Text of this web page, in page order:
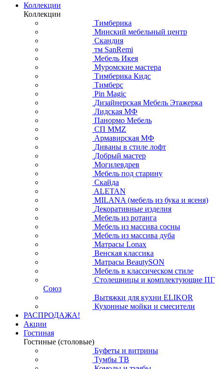
Коллекции
Коллекции
Тимберика
Минский мебельный центр
Скандия
тм SanRemi
Мебель Икея
Муромские мастера
Тимберика Кидс
Тимберс
Pin Magic
Дизайнерская Мебель Этажерка
Лидская МФ
Панормо Мебель
СП ММZ
Армавирская МФ
Диваны в стиле лофт
Добрый мастер
Могилевдрев
Мебель под старину
Скайда
ALETAN
MILANA (мебель из бука и ясеня)
Декоративные изделия
Мебель из ротанга
Мебель из массива сосны
Мебель из массива дуба
Матрасы Lonax
Венская классика
Матрасы BeautySON
Мебель в классическом стиле
Столешницы и комплектующие ПГ
Союз
Вытяжки для кухни ELIKOR
Кухонные мойки и смесители
РАСПРОДАЖА!
Акции
Гостиная
Гостиные (столовые)
Буфеты и витрины
Тумбы ТВ